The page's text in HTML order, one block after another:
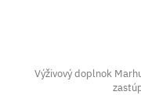
Výživový doplnok